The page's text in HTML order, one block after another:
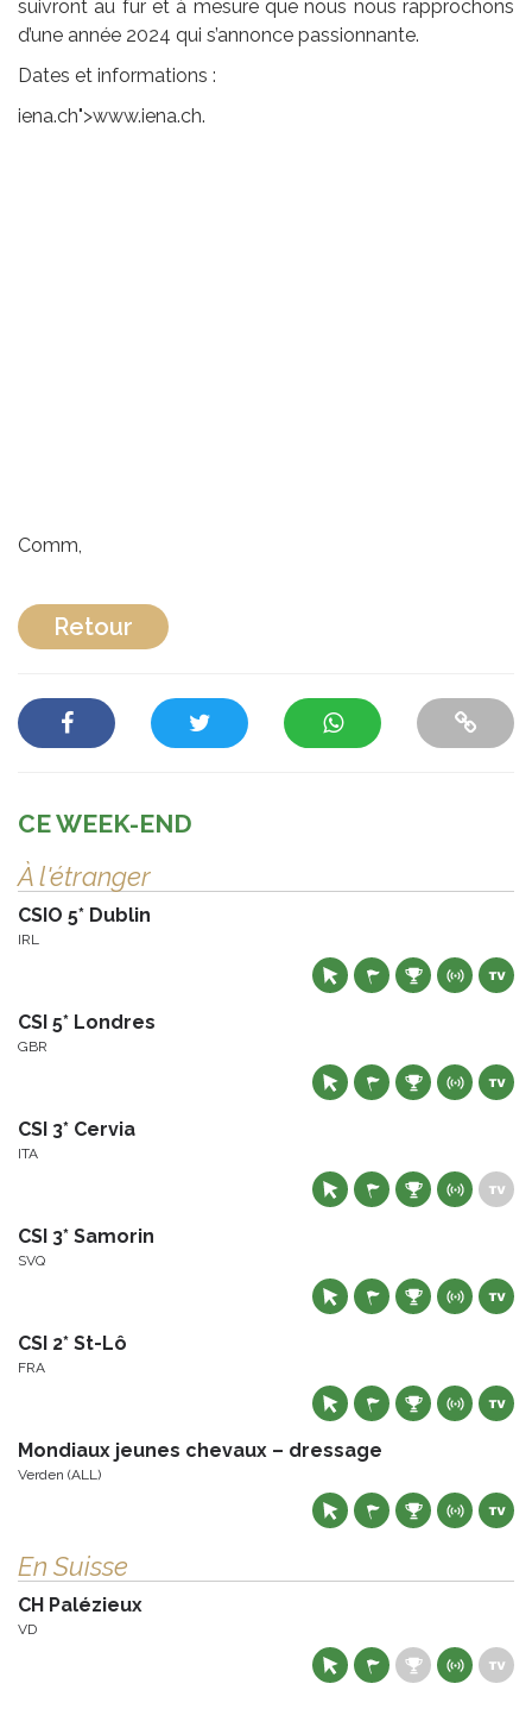
suivront au fur et à mesure que nous nous rapprochons
d’une année 2024 qui s’annonce passionnante.
Dates et informations :
iena.ch">www.iena.ch.
Comm,
Retour
CE WEEK-END
À l'étranger
CSIO 5* Dublin
IRL
CSI 5* Londres
GBR
CSI 3* Cervia
ITA
CSI 3* Samorin
SVQ
CSI 2* St-Lô
FRA
Mondiaux jeunes chevaux – dressage
Verden (ALL)
En Suisse
CH Palézieux
VD